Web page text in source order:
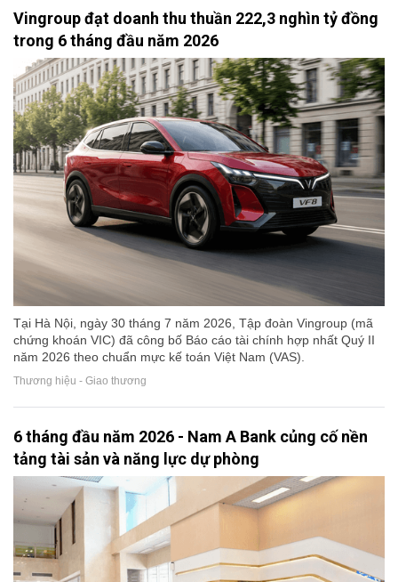
Vingroup đạt doanh thu thuần 222,3 nghìn tỷ đồng
trong 6 tháng đầu năm 2026
Tại Hà Nội, ngày 30 tháng 7 năm 2026, Tập đoàn Vingroup (mã
chứng khoán VIC) đã công bố Báo cáo tài chính hợp nhất Quý II
năm 2026 theo chuẩn mực kế toán Việt Nam (VAS).
Thương hiệu - Giao thương
6 tháng đầu năm 2026 - Nam A Bank củng cố nền
tảng tài sản và năng lực dự phòng